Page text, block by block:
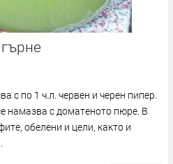
с по 1 ч.л. червен и черен пипер.
намазва с доматеното пюре. В
обелени и цели, както и